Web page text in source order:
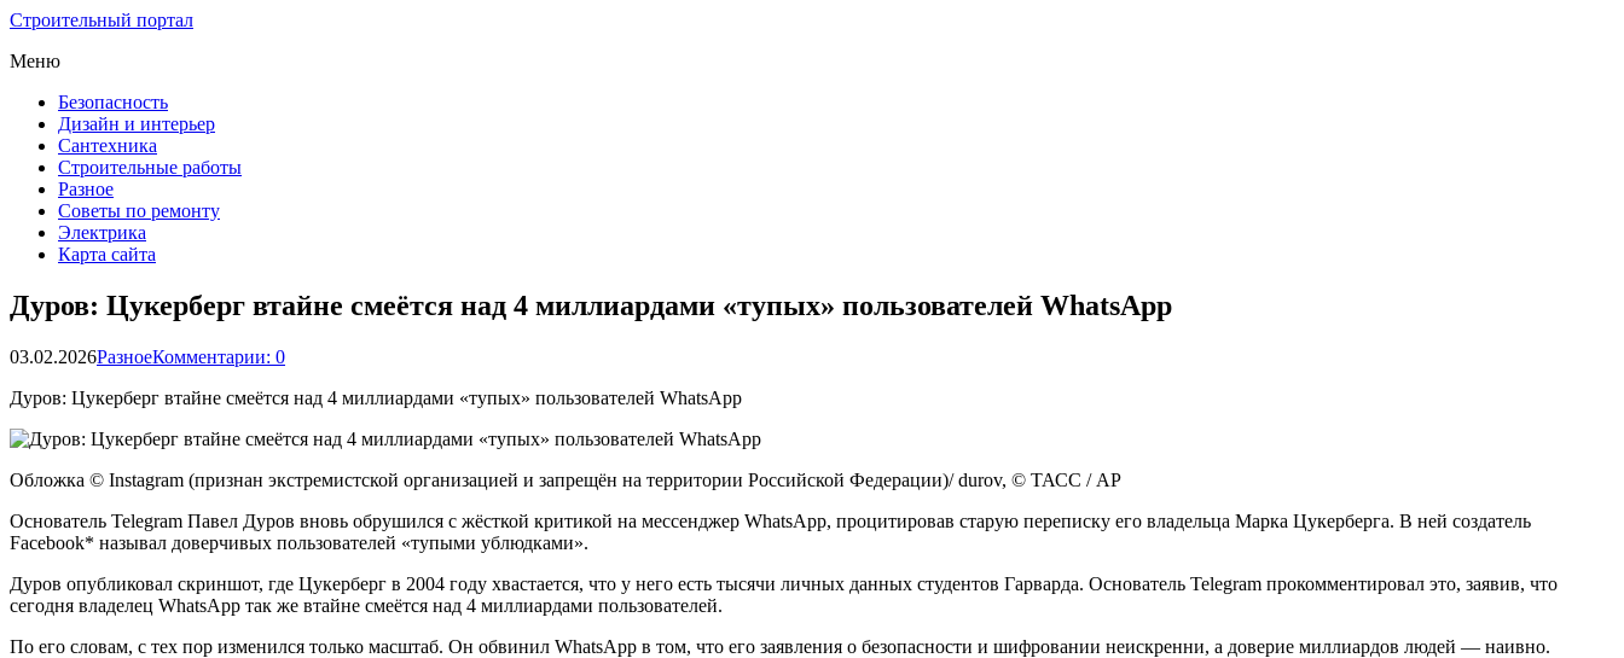
Строительный портал
Меню
Безопасность
Дизайн и интерьер
Сантехника
Строительные работы
Разное
Советы по ремонту
Электрика
Карта сайта
Дуров: Цукерберг втайне смеётся над 4 миллиардами «тупых» пользователей WhatsApp
03.02.2026РазноеКомментарии: 0
Дуров: Цукерберг втайне смеётся над 4 миллиардами «тупых» пользователей WhatsApp
Обложка © Instagram (признан экстремистской организацией и запрещён на территории Российской Федерации)/ durov, © ТАСС / АР
Основатель Telegram Павел Дуров вновь обрушился с жёсткой критикой на мессенджер WhatsApp, процитировав старую переписку его владельца Марка Цукерберга. В ней создатель
Facebook* называл доверчивых пользователей «тупыми ублюдками».
Дуров опубликовал скриншот, где Цукерберг в 2004 году хвастается, что у него есть тысячи личных данных студентов Гарварда. Основатель Telegram прокомментировал это, заявив, что
сегодня владелец WhatsApp так же втайне смеётся над 4 миллиардами пользователей.
По его словам, с тех пор изменился только масштаб. Он обвинил WhatsApp в том, что его заявления о безопасности и шифровании неискренни, а доверие миллиардов людей — наивно.